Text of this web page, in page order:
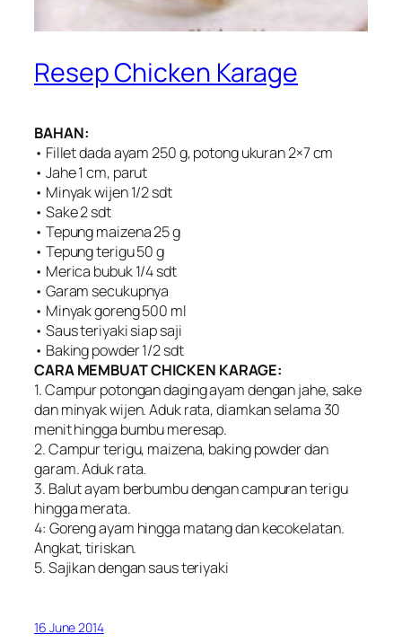
Resep Chicken Karage
BAHAN:
• Fillet dada ayam 250 g, potong ukuran 2×7 cm
• Jahe 1 cm, parut
• Minyak wijen 1/2 sdt
• Sake 2 sdt
• Tepung maizena 25 g
• Tepung terigu 50 g
• Merica bubuk 1/4 sdt
• Garam secukupnya
• Minyak goreng 500 ml
• Saus teriyaki siap saji
• Baking powder 1/2 sdt
CARA MEMBUAT CHICKEN KARAGE:
1. Campur potongan daging ayam dengan jahe, sake
dan minyak wijen. Aduk rata, diamkan selama 30
menit hingga bumbu meresap.
2. Campur terigu, maizena, baking powder dan
garam. Aduk rata.
3. Balut ayam berbumbu dengan campuran terigu
hingga merata.
4: Goreng ayam hingga matang dan kecokelatan.
Angkat, tiriskan.
5. Sajikan dengan saus teriyaki
16 June 2014